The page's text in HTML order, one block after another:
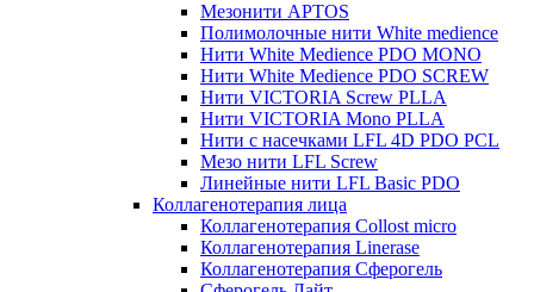
Мезонити APTOS
Полимолочные нити White medience
Нити White Medience PDO MONO
Нити White Medience PDO SCREW
Нити VICTORIA Screw PLLA
Нити VICTORIA Mono PLLA
Нити с насечками LFL 4D PDO PCL
Мезо нити LFL Screw
Линейные нити LFL Basic PDO
Коллагенотерапия лица
Коллагенотерапия Collost micro
Коллагенотерапия Linerase
Коллагенотерапия Сферогель